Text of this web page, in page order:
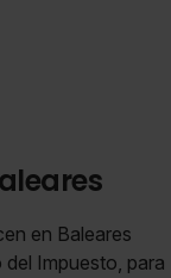
en Baleares
Impuesto, para